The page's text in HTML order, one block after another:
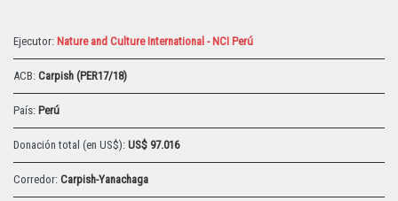
Ejecutor: Nature and Culture International - NCI Perú
ACB: Carpish (PER17/18)
País: Perú
Donación total (en US$): US$ 97.016
Corredor: Carpish-Yanachaga